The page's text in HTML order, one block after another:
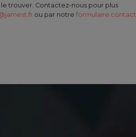
trouver. Contactez-nous pour plus
ou par notre formulaire contact